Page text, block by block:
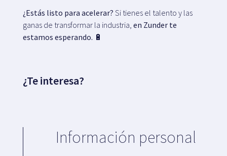
¿Estás listo para acelerar? Si tienes el talento y las
ganas de transformar la industria, en Zunder te
estamos esperando. 🔋
¿Te interesa?
Información personal